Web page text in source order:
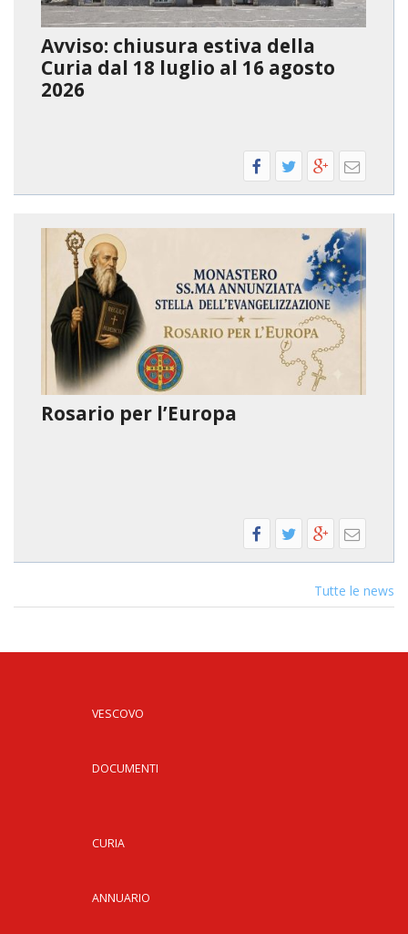
Avviso: chiusura estiva della
Curia dal 18 luglio al 16 agosto
2026
Rosario per l’Europa
Tutte le news
VESCOVO
DOCUMENTI
CURIA
ANNUARIO